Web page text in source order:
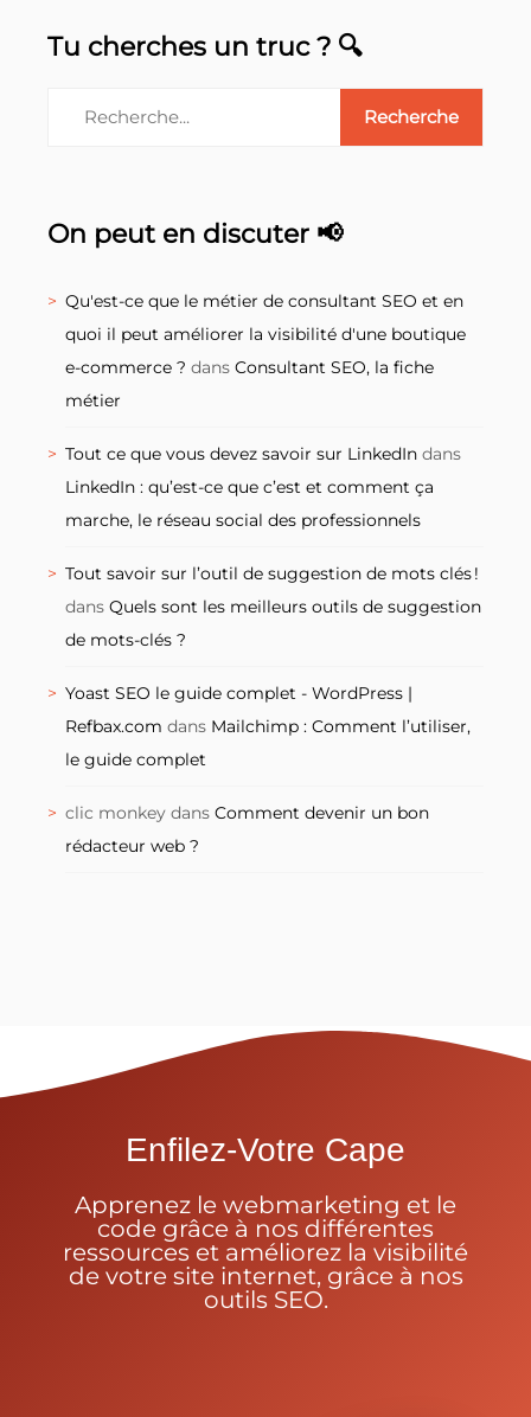
Tu cherches un truc ? 🔍
On peut en discuter 📢
Qu'est-ce que le métier de consultant SEO et en
quoi il peut améliorer la visibilité d'une boutique
e-commerce ? dans Consultant SEO, la fiche
métier
Tout ce que vous devez savoir sur LinkedIn dans
LinkedIn : qu’est-ce que c’est et comment ça
marche, le réseau social des professionnels
Tout savoir sur l’outil de suggestion de mots clés !
dans Quels sont les meilleurs outils de suggestion
de mots-clés ?
Yoast SEO le guide complet - WordPress |
Refbax.com dans Mailchimp : Comment l’utiliser,
le guide complet
clic monkey dans Comment devenir un bon
rédacteur web ?
Enfilez-Votre Cape
Apprenez le webmarketing et le
code grâce à nos différentes
ressources et améliorez la visibilité
de votre site internet, grâce à nos
outils SEO.